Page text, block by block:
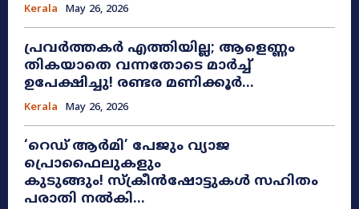
Kerala May 26, 2026
പ്രവർത്തകർ എത്തിയില്ല; ആളെണ്ണം
തികയാതെ വന്നതോടെ മാർച്ച്
ഉപേക്ഷിച്ചു! രണ്ടര മണിക്കൂർ...
Kerala May 26, 2026
​‘റെഡ് ആർമി’ പേജും വ്യാജ
പ്രൊഫൈലുകളും
കുടുങ്ങും! സ്ക്രീൻഷോട്ടുകൾ സഹിതം
പരാതി നൽകി...